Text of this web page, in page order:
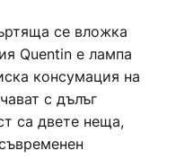
се вложка
Quentin е лампа
консумация на
с дълъг
са двете неща,